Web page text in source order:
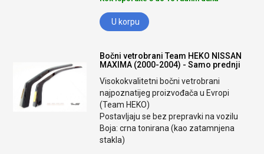
U korpu
Bočni vetrobrani Team HEKO NISSAN
MAXIMA (2000-2004) - Samo prednji
Visokokvalitetni bočni vetrobrani
najpoznatijeg proizvođača u Evropi
(Team HEKO)
Postavljaju se bez prepravki na vozilu
Boja: crna tonirana (kao zatamnjena
stakla)